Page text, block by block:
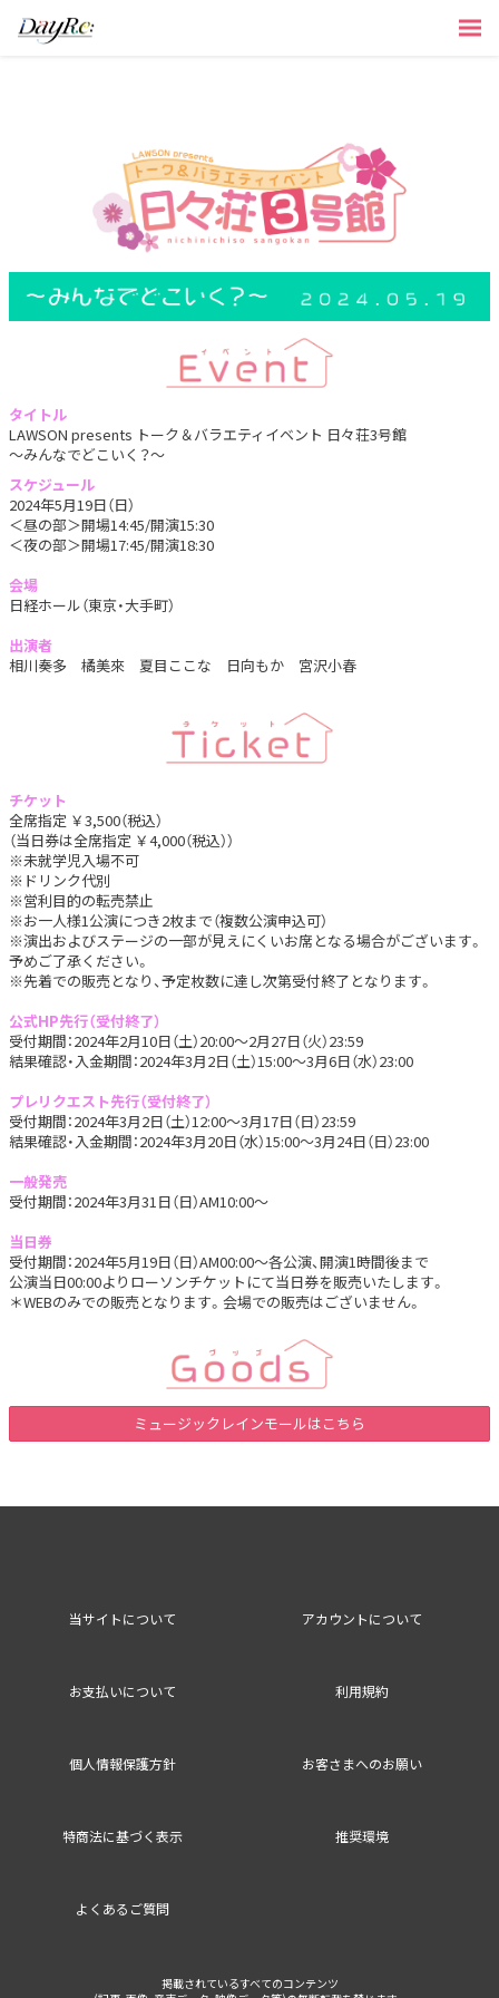
タイトル
LAWSON presents トーク＆バラエティイベント 日々荘3号館
～みんなでどこいく？～
スケジュール
2024年5月19日（日）
＜昼の部＞開場14:45/開演15:30
＜夜の部＞開場17:45/開演18:30
会場
日経ホール（東京・大手町）
出演者
相川奏多 橘美來 夏目ここな 日向もか 宮沢小春
チケット
全席指定 ￥3,500（税込）
（当日券は全席指定 ￥4,000（税込））
※未就学児入場不可
※ドリンク代別
※営利目的の転売禁止
※お一人様1公演につき2枚まで（複数公演申込可）
※演出およびステージの一部が見えにくいお席となる場合がございます。
予めご了承ください。
※先着での販売となり、予定枚数に達し次第受付終了となります。
公式HP先行（受付終了）
受付期間：2024年2月10日（土）20:00～2月27日（火）23:59
結果確認・入金期間：2024年3月2日（土）15:00～3月6日（水）23:00
プレリクエスト先行（受付終了）
受付期間：2024年3月2日（土）12:00～3月17日（日）23:59
結果確認・入金期間：2024年3月20日（水）15:00～3月24日（日）23:00
一般発売
受付期間：2024年3月31日（日）AM10:00～
当日券
受付期間：2024年5月19日（日）AM00:00～各公演、開演1時間後まで
公演当日00:00よりローソンチケットにて当日券を販売いたします。
＊WEBのみでの販売となります。会場での販売はございません。
ミュージックレインモールはこちら
当サイトについて アカウントについて
お支払いについて 利用規約
個人情報保護方針 お客さまへのお願い
特商法に基づく表示 推奨環境
よくあるご質問
掲載されているすべてのコンテンツ